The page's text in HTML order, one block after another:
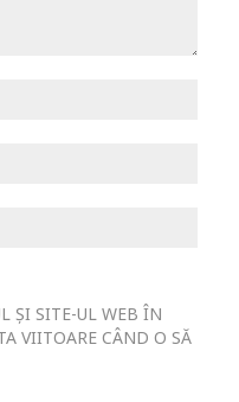
ȘI SITE-UL WEB ÎN
VIITOARE CÂND O SĂ